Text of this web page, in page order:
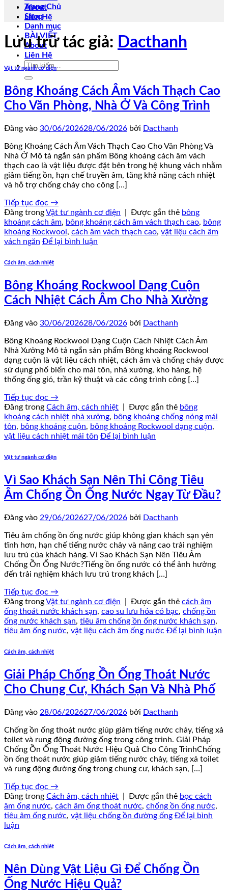
Trang Chủ
Shop
Danh mục
BÀI VIẾT
About
Liên Hệ
Tìm
About
Liên Hệ
Lưu trữ tác giả: Dacthanh
Vật tư ngành cơ điện
Bông Khoáng Cách Âm Vách Thạch Cao
Cho Văn Phòng, Nhà Ở Và Công Trình
Đăng vào 30/06/202628/06/2026 bởi Dacthanh
Bông Khoáng Cách Âm Vách Thạch Cao Cho Văn Phòng Và
Nhà Ở Mô tả ngắn sản phẩm Bông khoáng cách âm vách
thạch cao là vật liệu được đặt bên trong hệ khung vách nhằm
giảm tiếng ồn, hạn chế truyền âm, tăng khả năng cách nhiệt
và hỗ trợ chống cháy cho công […]
Tiếp tục đọc →
Đăng trongVật tư ngành cơ điện Được gắn thẻ bông
khoáng cách âm, bông khoáng cách âm vách thạch cao, bông
khoáng Rockwool , cách âm vách thạch cao, vật liệu cách âm
vách ngăn Để lại bình luận
Cách âm, cách nhiệt
Bông Khoáng Rockwool Dạng Cuộn
Cách Nhiệt Cách Âm Cho Nhà Xưởng
Đăng vào 30/06/202628/06/2026 bởi Dacthanh
Bông Khoáng Rockwool Dạng Cuộn Cách Nhiệt Cách Âm
Nhà Xưởng Mô tả ngắn sản phẩm Bông khoáng Rockwool
dạng cuộn là vật liệu cách nhiệt, cách âm và chống cháy được
sử dụng phổ biến cho mái tôn, nhà xưởng, kho hàng, hệ
thống ống gió, trần kỹ thuật và các công trình công […]
Tiếp tục đọc →
Đăng trong Cách âm, cách nhiệt Được gắn thẻ bông
khoáng cách nhiệt nhà xưởng, bông khoáng chống nóng mái
tôn, bông khoáng cuộn, bông khoáng Rockwool dạng cuộn,
vật liệu cách nhiệt mái tôn Để lại bình luận
Vật tư ngành cơ điện
Vì Sao Khách Sạn Nên Thi Công Tiêu
Âm Chống Ồn Ống Nước Ngay Từ Đầu?
Đăng vào 29/06/202627/06/2026 bởi Dacthanh
Tiêu âm chống ồn ống nước giúp không gian khách sạn yên
tĩnh hơn, hạn chế tiếng nước chảy và nâng cao trải nghiệm
lưu trú của khách hàng. Vì Sao Khách Sạn Nên Tiêu Âm
Chống Ồn Ống Nước?Tiếng ồn ống nước có thể ảnh hưởng
đến trải nghiệm khách lưu trú trong khách […]
Tiếp tục đọc →
Đăng trongVật tư ngành cơ điện Được gắn thẻ cách âm
ống thoát nước khách sạn, cao su lưu hóa có bạc, chống ồn
ống nước khách sạn, tiêu âm chống ồn ống nước khách sạn,
tiêu âm ống nước, vật liệu cách âm ống nước Để lại bình luận
Cách âm, cách nhiệt
Giải Pháp Chống Ồn Ống Thoát Nước
Cho Chung Cư, Khách Sạn Và Nhà Phố
Đăng vào 28/06/202627/06/2026 bởi Dacthanh
Chống ồn ống thoát nước giúp giảm tiếng nước chảy, tiếng xả
toilet và rung động đường ống trong công trình. Giải Pháp
Chống Ồn Ống Thoát Nước Hiệu Quả Cho Công TrìnhChống
ồn ống thoát nước giúp giảm tiếng nước chảy, tiếng xả toilet
và rung động đường ống trong chung cư, khách sạn, […]
Tiếp tục đọc →
Đăng trong Cách âm, cách nhiệt Được gắn thẻ bọc cách
âm ống nước, cách âm ống thoát nước, chống ồn ống nước,
tiêu âm ống nước, vật liệu chống ồn đường ống Để lại bình
luận
Cách âm, cách nhiệt
Nên Dùng Vật Liệu Gì Để Chống Ồn
Ống Nước Hiệu Quả?